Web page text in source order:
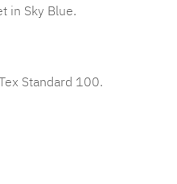
in Sky Blue.
Standard 100.